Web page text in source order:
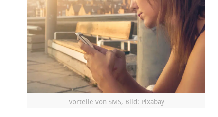
Vorteile von SMS, Bild: Pixabay